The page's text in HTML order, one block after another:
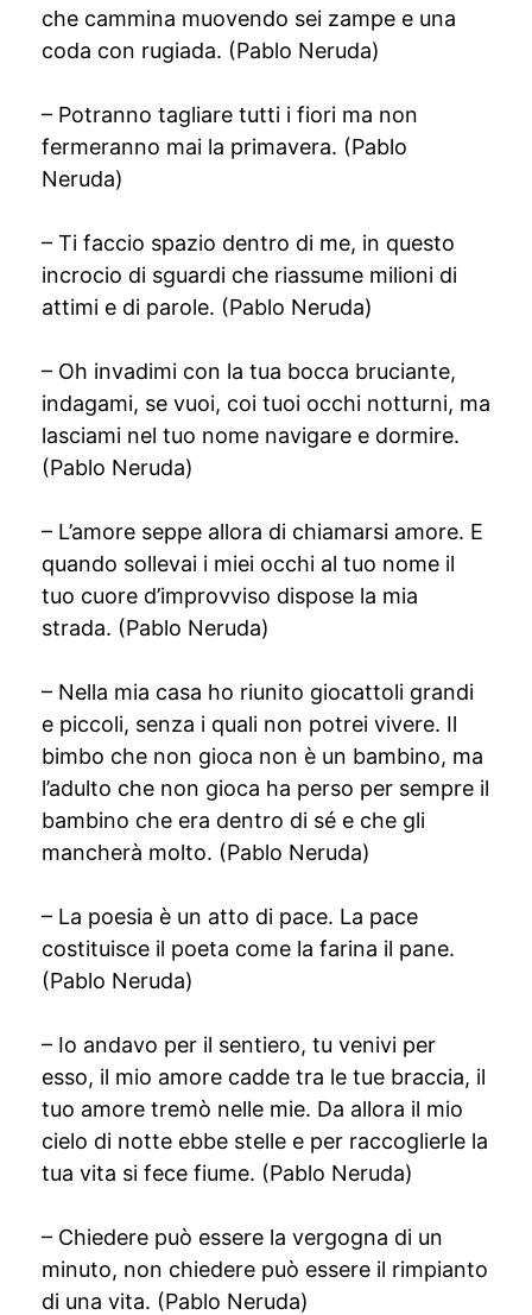
che cammina muovendo sei zampe e una
coda con rugiada. (Pablo Neruda)
– Potranno tagliare tutti i fiori ma non
fermeranno mai la primavera. (Pablo
Neruda)
– Ti faccio spazio dentro di me, in questo
incrocio di sguardi che riassume milioni di
attimi e di parole. (Pablo Neruda)
– Oh invadimi con la tua bocca bruciante,
indagami, se vuoi, coi tuoi occhi notturni, ma
lasciami nel tuo nome navigare e dormire.
(Pablo Neruda)
– L’amore seppe allora di chiamarsi amore. E
quando sollevai i miei occhi al tuo nome il
tuo cuore d’improvviso dispose la mia
strada. (Pablo Neruda)
– Nella mia casa ho riunito giocattoli grandi
e piccoli, senza i quali non potrei vivere. Il
bimbo che non gioca non è un bambino, ma
l’adulto che non gioca ha perso per sempre il
bambino che era dentro di sé e che gli
mancherà molto. (Pablo Neruda)
– La poesia è un atto di pace. La pace
costituisce il poeta come la farina il pane.
(Pablo Neruda)
– Io andavo per il sentiero, tu venivi per
esso, il mio amore cadde tra le tue braccia, il
tuo amore tremò nelle mie. Da allora il mio
cielo di notte ebbe stelle e per raccoglierle la
tua vita si fece fiume. (Pablo Neruda)
– Chiedere può essere la vergogna di un
minuto, non chiedere può essere il rimpianto
di una vita. (Pablo Neruda)